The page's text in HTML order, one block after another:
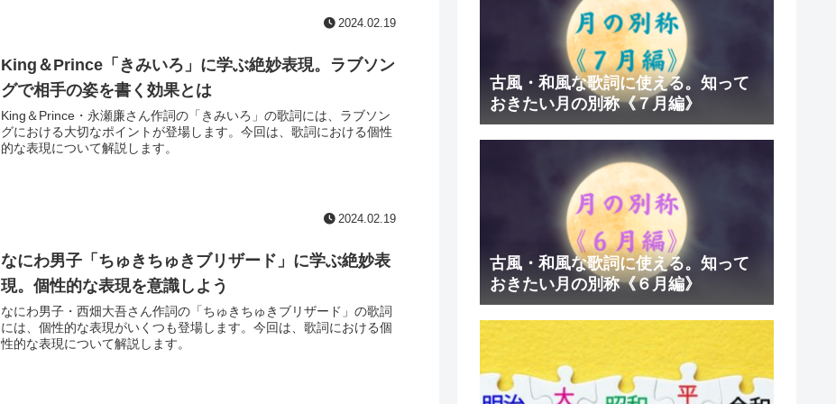
2024.02.19
King＆Prince「きみいろ」に学ぶ絶妙表現。ラブソン
グで相手の姿を書く効果とは
King＆Prince・永瀬廉さん作詞の「きみいろ」の歌詞には、ラブソン
グにおける大切なポイントが登場します。今回は、歌詞における個性
的な表現について解説します。
2024.02.19
なにわ男子「ちゅきちゅきブリザード」に学ぶ絶妙表
現。個性的な表現を意識しよう
なにわ男子・西畑大吾さん作詞の「ちゅきちゅきブリザード」の歌詞
には、個性的な表現がいくつも登場します。今回は、歌詞における個
性的な表現について解説します。
古風・和風な歌詞に使える。知って
おきたい月の別称《７月編》
古風・和風な歌詞に使える。知って
おきたい月の別称《６月編》